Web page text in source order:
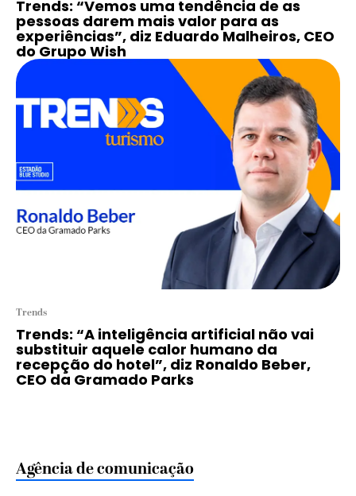
Trends: “Vemos uma tendência de as
pessoas darem mais valor para as
experiências”, diz Eduardo Malheiros, CEO
do Grupo Wish
Trends
Trends: “A inteligência artificial não vai
substituir aquele calor humano da
recepção do hotel”, diz Ronaldo Beber,
CEO da Gramado Parks
Agência de comunicação